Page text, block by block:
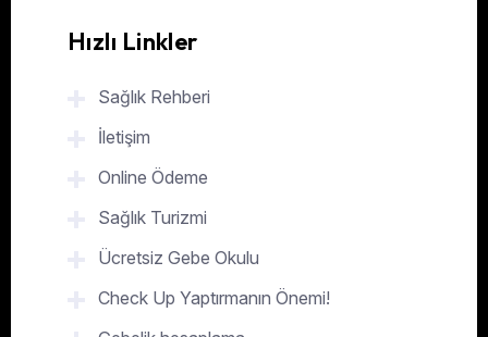
Hızlı Linkler
Sağlık Rehberi
İletişim
Online Ödeme
Sağlık Turizmi
Ücretsiz Gebe Okulu
Check Up Yaptırmanın Önemi!